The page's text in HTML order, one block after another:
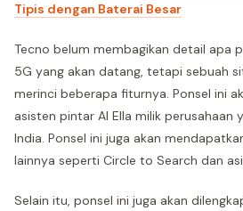
Tipis dengan Baterai Besar
Tecno belum membagikan detail apa
5G yang akan datang, tetapi sebuah
merinci beberapa fiturnya. Ponsel ini
asisten pintar AI Ella milik perusahaan
India. Ponsel ini juga akan
lainnya seperti Circle to Search dan
Selain itu, ponsel ini juga akan